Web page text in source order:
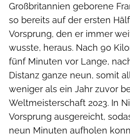
Großbritannien geborene
so bereits auf der ersten
Vorsprung, den er immer
wusste, heraus. Nach 90
fünf Minuten vor Lange,
Distanz ganze neun, somit
weniger als ein Jahr zuvor
Weltmeisterschaft 2023. In
Vorsprung ausgereicht,
neun Minuten aufholen